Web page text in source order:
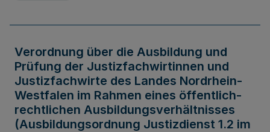
Verordnung über die Ausbildung und
Prüfung der Justizfachwirtinnen und
Justizfachwirte des Landes Nordrhein-
Westfalen im Rahmen eines öffentlich-
rechtlichen Ausbildungsverhältnisses
(Ausbildungsordnung Justizdienst 1.2 im